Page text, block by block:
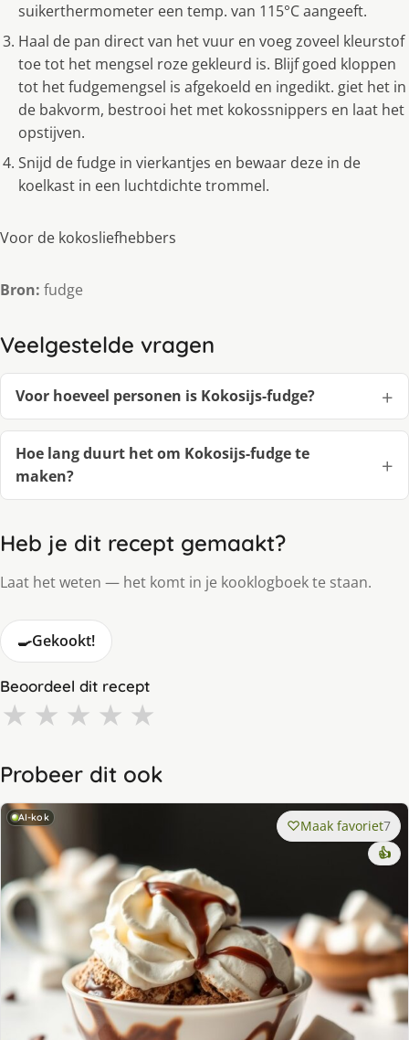
suikerthermometer een temp. van 115°C aangeeft.
Haal de pan direct van het vuur en voeg zoveel kleurstof
toe tot het mengsel roze gekleurd is. Blijf goed kloppen
tot het fudgemengsel is afgekoeld en ingedikt. giet het in
de bakvorm, bestrooi het met kokossnippers en laat het
opstijven.
Snijd de fudge in vierkantjes en bewaar deze in de
koelkast in een luchtdichte trommel.
Voor de kokosliefhebbers
Bron: fudge
Veelgestelde vragen
Voor hoeveel personen is Kokosijs-fudge?
Hoe lang duurt het om Kokosijs-fudge te
maken?
Heb je dit recept gemaakt?
Laat het weten — het komt in je kooklogboek te staan.
🍳Gekookt!
Beoordeel dit recept
★ ★ ★ ★ ★
Probeer dit ook
AI-kok Maak favoriet7
👍